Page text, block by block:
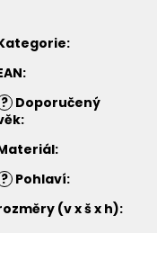
:
:
? Doporučený
:
:
? Pohlaví:
(v x š x h):